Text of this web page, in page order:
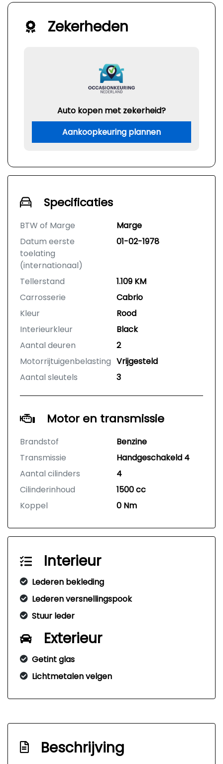
Zekerheden
Auto kopen met zekerheid?
Aankoopkeuring plannen
Specificaties
BTW of Marge
Marge
Datum eerste
toelating
(internationaal)
01-02-1978
Tellerstand
1.109 KM
Carrosserie
Cabrio
Kleur
Rood
Interieurkleur
Black
Aantal deuren
2
Motorrijtuigenbelasting Vrijgesteld
Aantal sleutels
3
Motor en transmissie
Brandstof
Benzine
Transmissie
Handgeschakeld 4
Aantal cilinders
4
Cilinderinhoud
1500 cc
Koppel
0 Nm
Interieur
Lederen bekleding
Lederen versnellingspook
Stuur leder
Exterieur
Getint glas
Lichtmetalen velgen
Beschrijving